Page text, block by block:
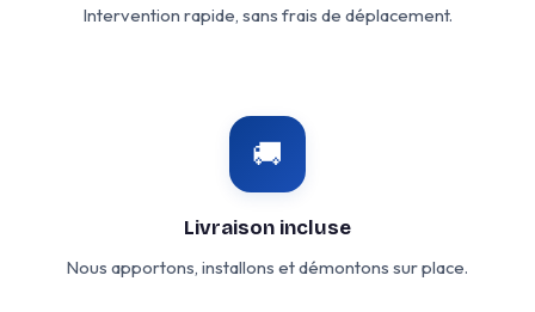
Intervention rapide, sans frais de déplacement.
🚚
Livraison incluse
Nous apportons, installons et démontons sur place.